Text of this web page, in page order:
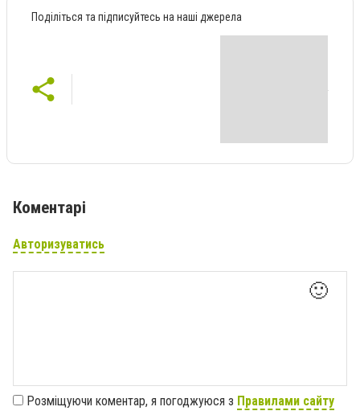
Поділіться та підписуйтесь на наші джерела
Коментарі
Авторизуватись
🙂
Розміщуючи коментар, я погоджуюся з Правилами сайту